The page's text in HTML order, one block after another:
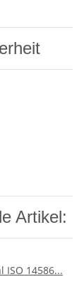
Artikel: